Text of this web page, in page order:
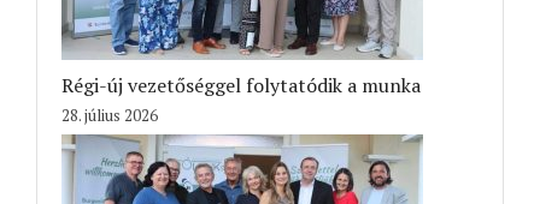
Régi-új vezetőséggel folytatódik a munka
28. július 2026